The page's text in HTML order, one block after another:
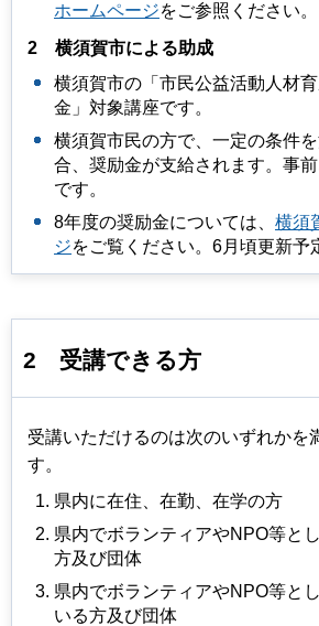
ホームページをご参照ください。
2
横須賀市による助成
横須賀市の「市民公益活動人材
金」対象講座です。
横須賀市民の方で、一定の条件
合、奨励金が支給されます。事
です。
8年度の奨励金については、 横須
ジをご覧ください。6月頃更新予
2 受講できる方
受講いただけるのは次のいずれかを
す。
県内に在住、在勤、在学の⽅
県内でボランティアやNPO等と
⽅及び団体
県内でボランティアやNPO等と
いる⽅及び団体